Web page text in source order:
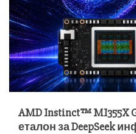
AMD Instinct™ MI355X
еталон за DeepSeek